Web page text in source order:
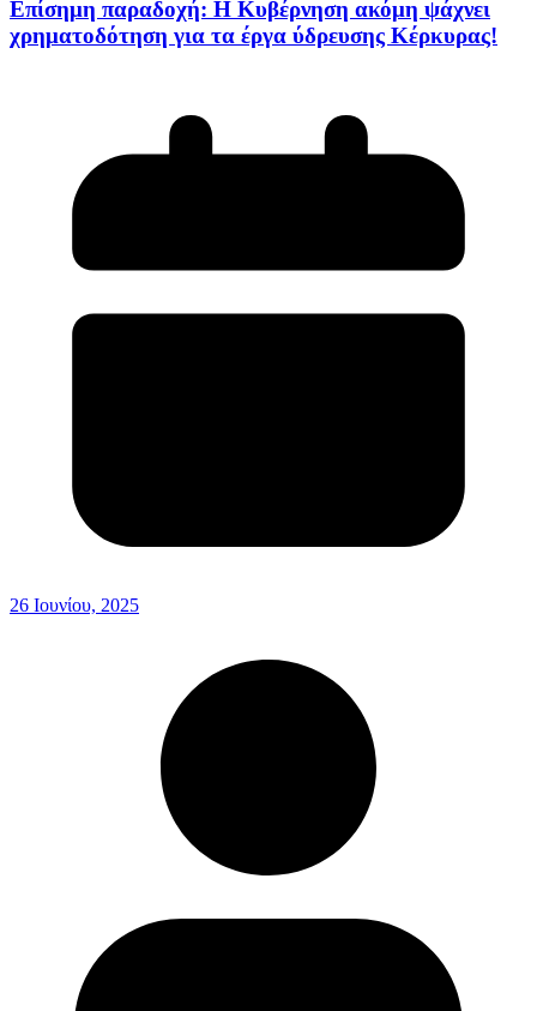
Επίσημη παραδοχή: Η Κυβέρνηση ακόμη ψάχνει
χρηματοδότηση για τα έργα ύδρευσης Κέρκυρας!
26 Ιουνίου, 2025